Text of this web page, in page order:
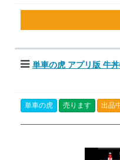
単車の虎 アプリ版 牛
単車の虎 売ります 出品